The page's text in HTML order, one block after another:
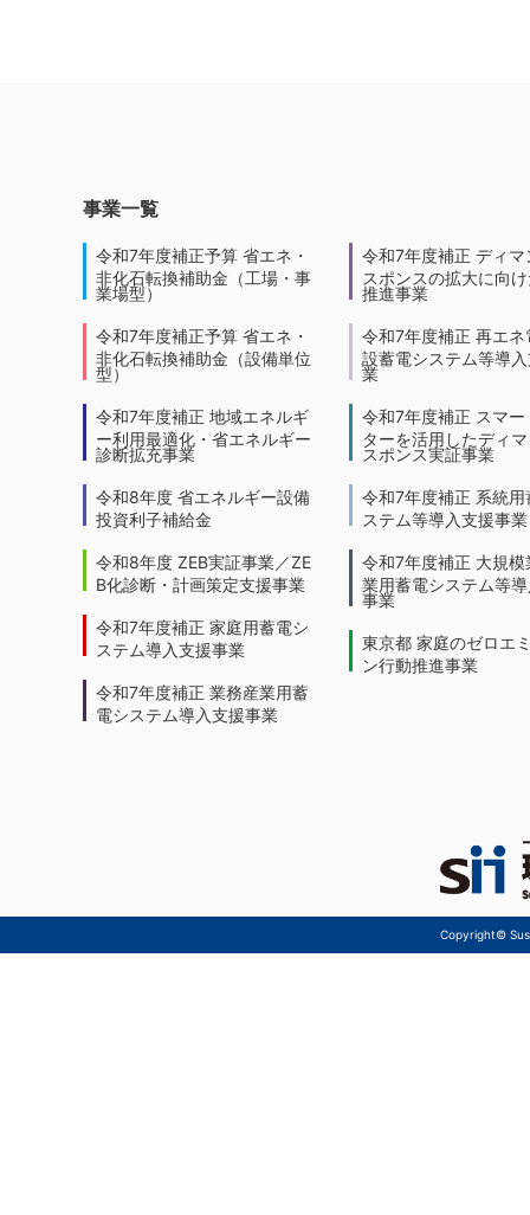
事業一覧
令和7年度補正予算 省エネ・
非化石転換補助金（工場・事
業場型）
令和7年度補正予算 省エネ・
非化石転換補助金（設備単位
型）
令和7年度補正 地域エネルギ
ー利用最適化・省エネルギー
診断拡充事業
令和8年度 省エネルギー設備
投資利子補給金
令和8年度 ZEB実証事業／ZE
B化診断・計画策定支援事業
令和7年度補正 家庭用蓄電シ
ステム導入支援事業
令和7年度補正 業務産業用蓄
電システム導入支援事業
令和7年度補正 ディマ
スポンスの拡大に向
推進事業
令和7年度補正 再エネ
設蓄電システム等導
業
令和7年度補正 スマー
ターを活用したディ
スポンス実証事業
令和7年度補正 系統用
ステム等導入支援事業
令和7年度補正 大規模
業用蓄電システム等
事業
東京都 家庭のゼロエ
ン行動推進事業
Copyright©